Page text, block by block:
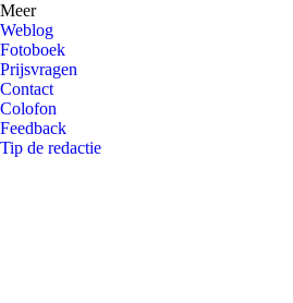
Meer
Weblog
Fotoboek
Prijsvragen
Contact
Colofon
Feedback
Tip de redactie